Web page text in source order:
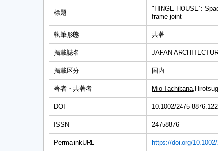
標題
"HINGE HOUSE":
frame joint
執筆形態 共著
掲載誌名 JAPAN
掲載区分 国内
著者・共著者 Mio Tachibana
DOI 10.1002/2475-
ISSN 24758876
PermalinkURL https://doi.org/